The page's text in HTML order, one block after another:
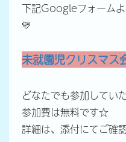
下記Googleフォーム
💛
未就園児クリスマス
どなたでも参加してい
参加費は無料です☆
詳細は、添付にてご確